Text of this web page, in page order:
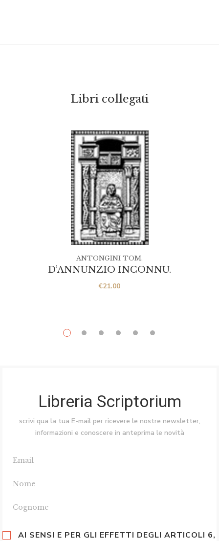
Libri collegati
D’ANNUNZIO INCONNU.
€21.00
ANTONGINI TOM.
Libreria Scriptorium
scrivi qua la tua E-mail per ricevere le nostre newsletter,
informazioni e conoscere in anteprima le novità
AI SENSI E PER GLI EFFETTI DEGLI ARTICOLI 6,